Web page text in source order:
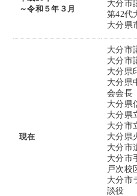
～令和５年３月
大分市
第42代
大分県
現在
大分市
大分市
大分県
大分県
会会長
大分県
大分県
大分市
大分県
大分市
大分市
戸次校
大分市
談役